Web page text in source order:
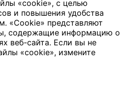
«cookie», с целью
и повышения удобства
«Cookie» представляют
содержащие информацию о
веб-сайта. Если вы не
«cookie», измените